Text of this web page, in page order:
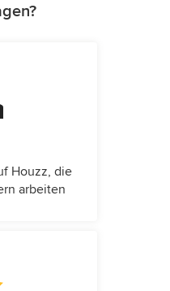
Houzz, die
arbeiten